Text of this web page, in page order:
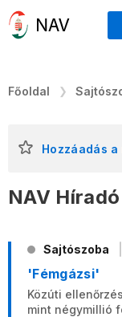
Főoldal
NAV Híradó
Hozzáadás a
Sajtószoba
'Fémgázsi'
Közúti
mint négymillió